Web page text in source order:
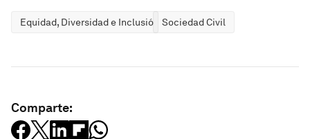
Equidad, Diversidad e Inclusión Sociedad Civil
Comparte: